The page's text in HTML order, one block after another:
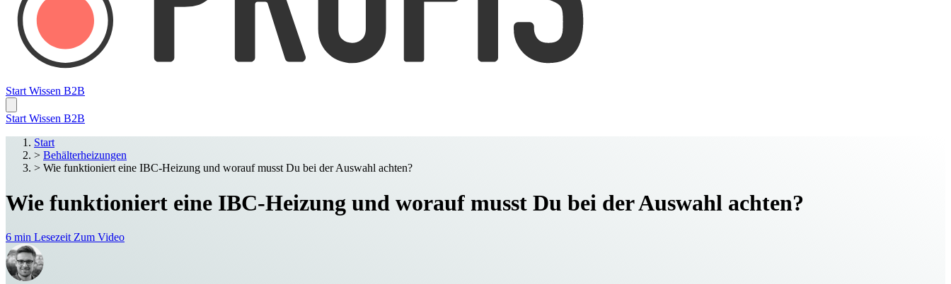
StartWissen B2B
StartWissen B2B
Start
> Behälterheizungen
> Wie funktioniert eine IBC-Heizung und worauf musst Du bei der Auswahl achten?
Wie funktioniert eine IBC-Heizung und worauf musst Du bei der Auswahl achten?
6 min Lesezeit Zum Video